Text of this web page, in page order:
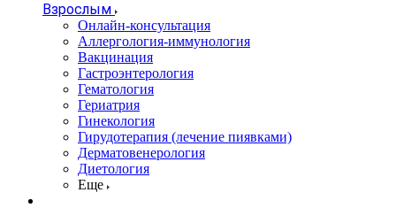
Взрослым
Онлайн-консультация
Аллергология-иммунология
Вакцинация
Гастроэнтерология
Гематология
Гериатрия
Гинекология
Гирудотерапия (лечение пиявками)
Дерматовенерология
Диетология
Еще